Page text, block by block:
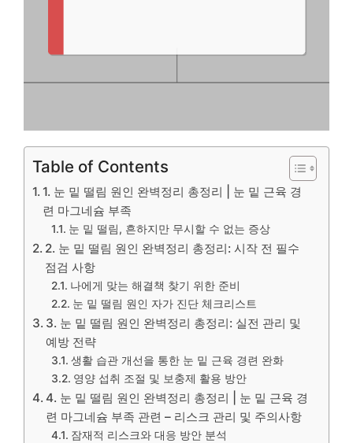
Table of Contents
1. 눈 밑 떨림 원인 완벽정리 총정리 | 눈 밑 근육 경
련 마그네슘 부족
눈 밑 떨림, 흔하지만 무시할 수 없는 증상
2. 눈 밑 떨림 원인 완벽정리 총정리: 시작 전 필수
점검 사항
나에게 맞는 해결책 찾기 위한 준비
눈 밑 떨림 원인 자가 진단 체크리스트
3. 눈 밑 떨림 원인 완벽정리 총정리: 실전 관리 및
예방 전략
생활 습관 개선을 통한 눈 밑 근육 경련 완화
영양 섭취 조절 및 보충제 활용 방안
4. 눈 밑 떨림 원인 완벽정리 총정리 | 눈 밑 근육 경
련 마그네슘 부족 관련 – 리스크 관리 및 주의사항
잠재적 리스크와 대응 방안 분석